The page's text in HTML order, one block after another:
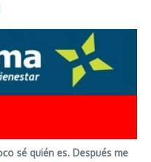
sé quién es. Después me